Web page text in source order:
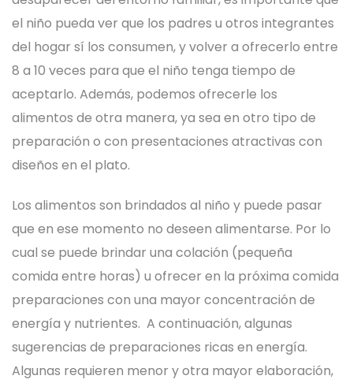
el niño pueda ver que los padres u otros integrantes
del hogar sí los consumen, y volver a ofrecerlo entre
8 a 10 veces para que el niño tenga tiempo de
aceptarlo. Además, podemos ofrecerle los
alimentos de otra manera, ya sea en otro tipo de
preparación o con presentaciones atractivas con
diseños en el plato.
Los alimentos son brindados al niño y puede pasar
que en ese momento no deseen alimentarse. Por lo
cual se puede brindar una colación (pequeña
comida entre horas) u ofrecer en la próxima comida
preparaciones con una mayor concentración de
energía y nutrientes. A continuación, algunas
sugerencias de preparaciones ricas en energía.
Algunas requieren menor y otra mayor elaboración,